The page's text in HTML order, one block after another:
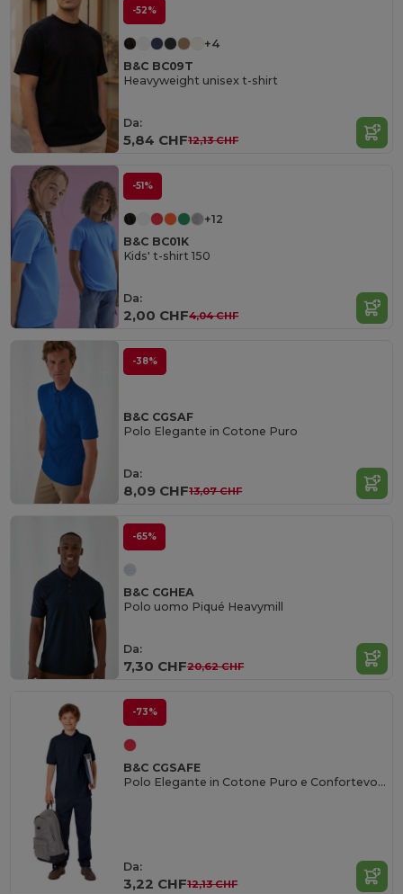
-52%
+4
B&C BC09T
Heavyweight unisex t-shirt
Da:
5,84 CHF12,13 CHF
-51%
+12
B&C BC01K
Kids' t-shirt 150
Da:
2,00 CHF4,04 CHF
-38%
B&C CGSAF
Polo Elegante in Cotone Puro
Da:
8,09 CHF13,07 CHF
-65%
B&C CGHEA
Polo uomo Piqué Heavymill
Da:
7,30 CHF20,62 CHF
-73%
B&C CGSAFE
Polo Elegante in Cotone Puro e Confortevole
Da:
3,22 CHF12,13 CHF